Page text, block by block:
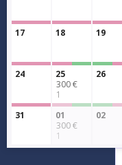
17 18 19
24
25
300 €
1
26
31
01
300 €
1
02